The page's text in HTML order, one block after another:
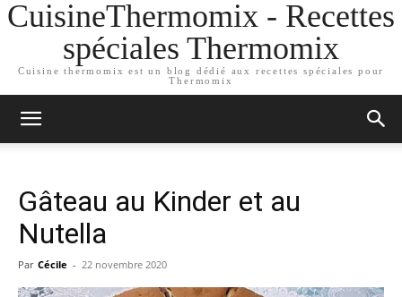
CuisineThermomix - Recettes
spéciales Thermomix
Cuisine thermomix est un blog dédié aux recettes spéciales pour
Thermomix
Gâteau au Kinder et au
Nutella
Par Cécile - 22 novembre 2020